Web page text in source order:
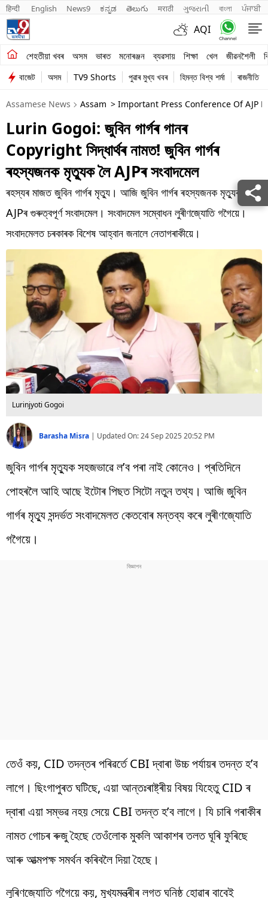
हिन्दी English News9 ಕನ್ನಡ తెలుగు मराठी ગુજરાતી বাংলা ਪੰਜਾਬੀ
AQI
শেহতীয়া খবৰ অসম ভাৰত মনোৰঞ্জন ব্যৱসায় শিক্ষা খেল জীৱনশৈলী
শেহতীয়া খবৰ
অসম
ভাৰত
মনোৰঞ্জন
ব্যৱসায়
শিক্ষা
খেল
বিশ্ব
প্ৰযুক্তি
Videos
বাজেট অসম TV9 Shorts পুৱাৰ মুখ্য খবৰ হিমন্ত বিশ্ব শৰ্মা ৰাজনীতি
Assamese News Assam > Important Press Conference Of AJP
Lurin Gogoi: জুবিন গাৰ্গৰ গানৰ
Copyright সিদ্ধাৰ্থৰ নামত! জুবিন গাৰ্গৰ
ৰহস্যজনক মৃত্যুক লৈ AJPৰ সংবাদমেল
ৰহস্যৰ মাজত জুবিন গাৰ্গৰ মৃত্যু। আজি জুবিন গাৰ্গৰ ৰহস্যজনক মৃত্যুক লৈ
AJPৰ গুৰুত্বপূৰ্ণ সংবাদমেল। সংবাদমেল সম্বোধন লুৰীণজ্যোতি গগৈয়ে।
সংবাদমেলত চৰকাৰক বিশেষ আহ্বান জনালে নেতাগৰাকীয়ে।
Lurinjyoti Gogoi
Barasha Misra | Updated On:24 Sep 2025 20:52 PM
জুবিন গাৰ্গৰ মৃত্যুক সহজভাৱে ল’ব পৰা নাই কোনেও। প্ৰতিদিনে
পোহৰলৈ আহি আছে ইটোৰ পিছত সিটো নতুন তথ্য। আজি জুবিন
গাৰ্গৰ মৃত্যু সন্দৰ্ভত সংবাদমেলত কেতবোৰ মন্তব্য কৰে লুৰীণজ্যোতি
গগৈয়ে।
তেওঁ কয়, CID তদন্তৰ পৰিৱৰ্তে CBI দ্বাৰা উচ্চ পৰ্যায়ৰ তদন্ত হ’ব
লাগে। ছিংগাপুৰত ঘটিছে, এয়া আন্তঃৰাষ্ট্ৰীয় বিষয় যিহেতু CID ৰ
দ্বাৰা এয়া সম্ভৱ নহয় সেয়ে CBI তদন্ত হ’ব লাগে। যি চাৰি গৰাকীৰ
নামত গোচৰ ৰুজু হৈছে তেওঁলোক মুকলি আকাশৰ তলত ঘূৰি ফুৰিছে
আৰু আত্মপক্ষ সমৰ্থন কৰিবলৈ দিয়া হৈছে।
লুৰিণজ্যোতি গগৈয়ে কয়, মুখ্যমন্ত্ৰীৰ লগত ঘনিষ্ঠ হোৱাৰ বাবেই